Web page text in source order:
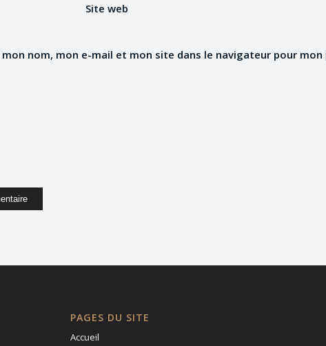
Site web
nom, mon e-mail et mon site dans le navigateur pour
PAGES DU SITE
Accueil